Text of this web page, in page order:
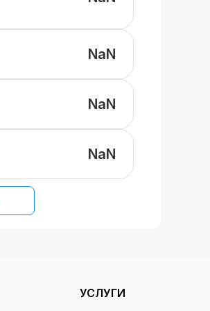
NaN
NaN
NaN
УСЛУГИ